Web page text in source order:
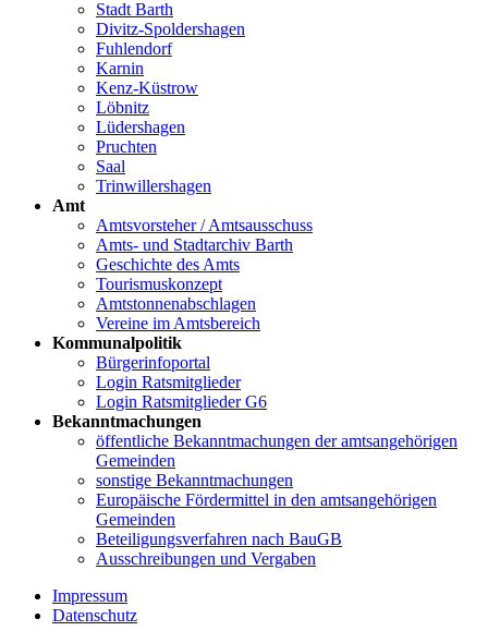
Stadt Barth
Divitz-Spoldershagen
Fuhlendorf
Karnin
Kenz-Küstrow
Löbnitz
Lüdershagen
Pruchten
Saal
Trinwillershagen
Amt
Amtsvorsteher / Amtsausschuss
Amts- und Stadtarchiv Barth
Geschichte des Amts
Tourismuskonzept
Amtstonnenabschlagen
Vereine im Amtsbereich
Kommunalpolitik
Bürgerinfoportal
Login Ratsmitglieder
Login Ratsmitglieder G6
Bekanntmachungen
öffentliche Bekanntmachungen der amtsangehörigen
Gemeinden
sonstige Bekanntmachungen
Europäische Fördermittel in den amtsangehörigen
Gemeinden
Beteiligungsverfahren nach BauGB
Ausschreibungen und Vergaben
Impressum
Datenschutz